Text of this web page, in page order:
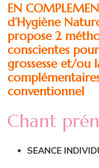
EN
d’Hygiène
propose 2
conscientes
grossesse et/ou
conventionnel
Chant
SEANCE